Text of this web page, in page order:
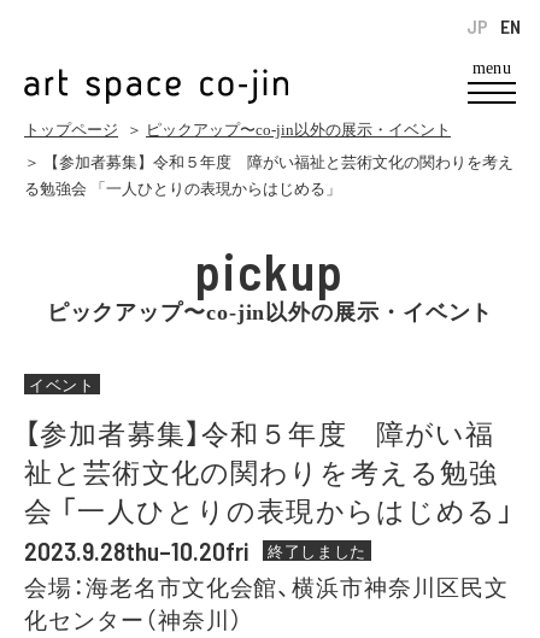
menu
EN
JP
トップページ ＞ ピックアップ〜co-jin以外の展示・イベント
＞ 【参加者募集】令和５年度 障がい福祉と芸術文化の関わりを考え
る勉強会 「一人ひとりの表現からはじめる」
pickup
ピックアップ〜co-jin以外の展示・イベント
イベント
【参加者募集】令和５年度 障がい福
祉と芸術文化の関わりを考える勉強
会 「一人ひとりの表現からはじめる」
2023.9.28thu–10.20fri 終了しました
会場：海老名市文化会館、横浜市神奈川区民文
化センター（神奈川）